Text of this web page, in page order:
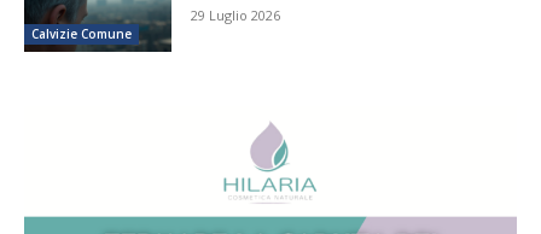
Calvizie Comune
29 Luglio 2026